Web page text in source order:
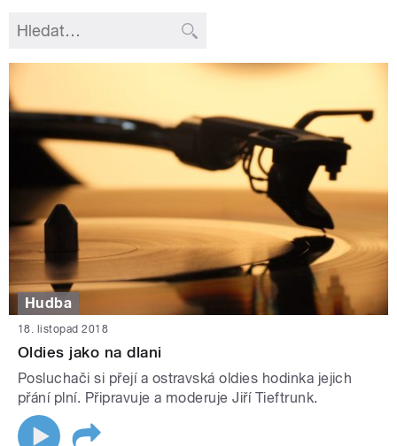
Hudba
18. listopad 2018
Oldies jako na dlani
Posluchači si přejí a ostravská oldies hodinka jejich
přání plní. Připravuje a moderuje Jiří Tieftrunk.